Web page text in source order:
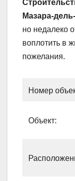
Мазара-
но недалеко
воплотить в
пожелания.
Номер
Объект: